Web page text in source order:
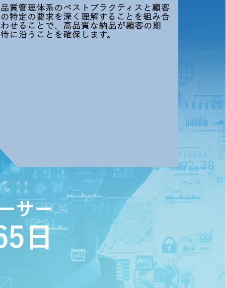
品質管理体系のベストプラクティスと顧客
の特定の要求を深く理解することを組み合
わせることで、高品質な納品が顧客の期
待に沿うことを確保します。